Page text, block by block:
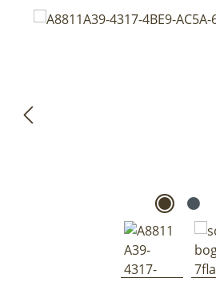
Bildergalerie überspringen